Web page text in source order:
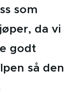
som
da vi
godt
så den